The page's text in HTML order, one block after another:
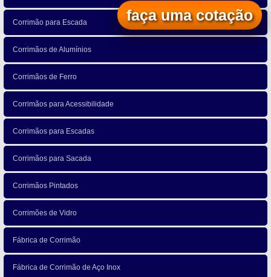
Corrimão para Escada
Corrimãos de Alumínios
Corrimãos de Ferro
Corrimãos para Acessibilidade
Corrimãos para Escadas
Corrimãos para Sacada
Corrimãos Pintados
Corrimões de Vidro
Fábrica de Corrimão
Fábrica de Corrimão de Aço Inox
faça uma cotação